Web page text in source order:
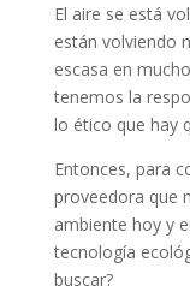
El aire se está
están volviendo
escasa en
tenemos la
lo ético que hay
Entonces, para
proveedora que
ambiente hoy y
tecnología
buscar?